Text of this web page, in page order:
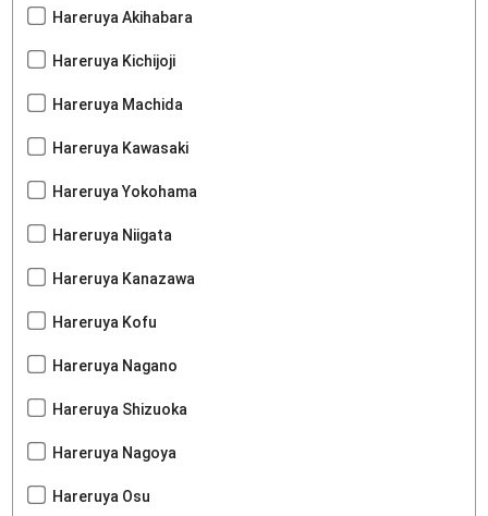
Hareruya Akihabara
Hareruya Kichijoji
Hareruya Machida
Hareruya Kawasaki
Hareruya Yokohama
Hareruya Niigata
Hareruya Kanazawa
Hareruya Kofu
Hareruya Nagano
Hareruya Shizuoka
Hareruya Nagoya
Hareruya Osu